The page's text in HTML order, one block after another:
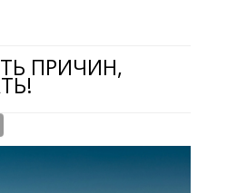
ПРИЧИН,